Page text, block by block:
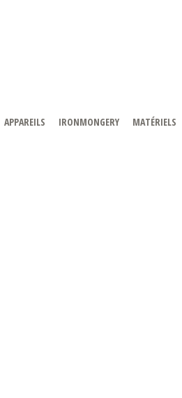
APPAREILS IRONMONGERY MATÉRIELS